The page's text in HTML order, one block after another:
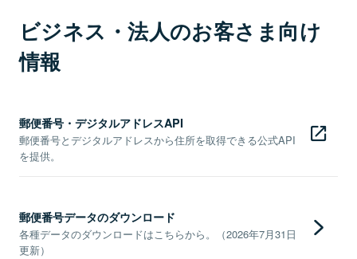
ビジネス・法人のお客さま向け
情報
郵便番号・デジタルアドレスAPI
郵便番号とデジタルアドレスから住所を取得できる公式API
を提供。
郵便番号データのダウンロード
各種データのダウンロードはこちらから。（2026年7月31日
更新）